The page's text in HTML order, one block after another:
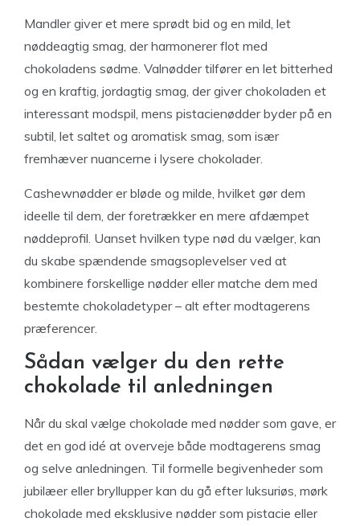
Mandler giver et mere sprødt bid og en mild, let
nøddeagtig smag, der harmonerer flot med
chokoladens sødme. Valnødder tilfører en let bitterhed
og en kraftig, jordagtig smag, der giver chokoladen et
interessant modspil, mens pistacienødder byder på en
subtil, let saltet og aromatisk smag, som især
fremhæver nuancerne i lysere chokolader.
Cashewnødder er bløde og milde, hvilket gør dem
ideelle til dem, der foretrækker en mere afdæmpet
nøddeprofil. Uanset hvilken type nød du vælger, kan
du skabe spændende smagsoplevelser ved at
kombinere forskellige nødder eller matche dem med
bestemte chokoladetyper – alt efter modtagerens
præferencer.
Sådan vælger du den rette
chokolade til anledningen
Når du skal vælge chokolade med nødder som gave, er
det en god idé at overveje både modtagerens smag
og selve anledningen. Til formelle begivenheder som
jubilæer eller bryllupper kan du gå efter luksuriøs, mørk
chokolade med eksklusive nødder som pistacie eller